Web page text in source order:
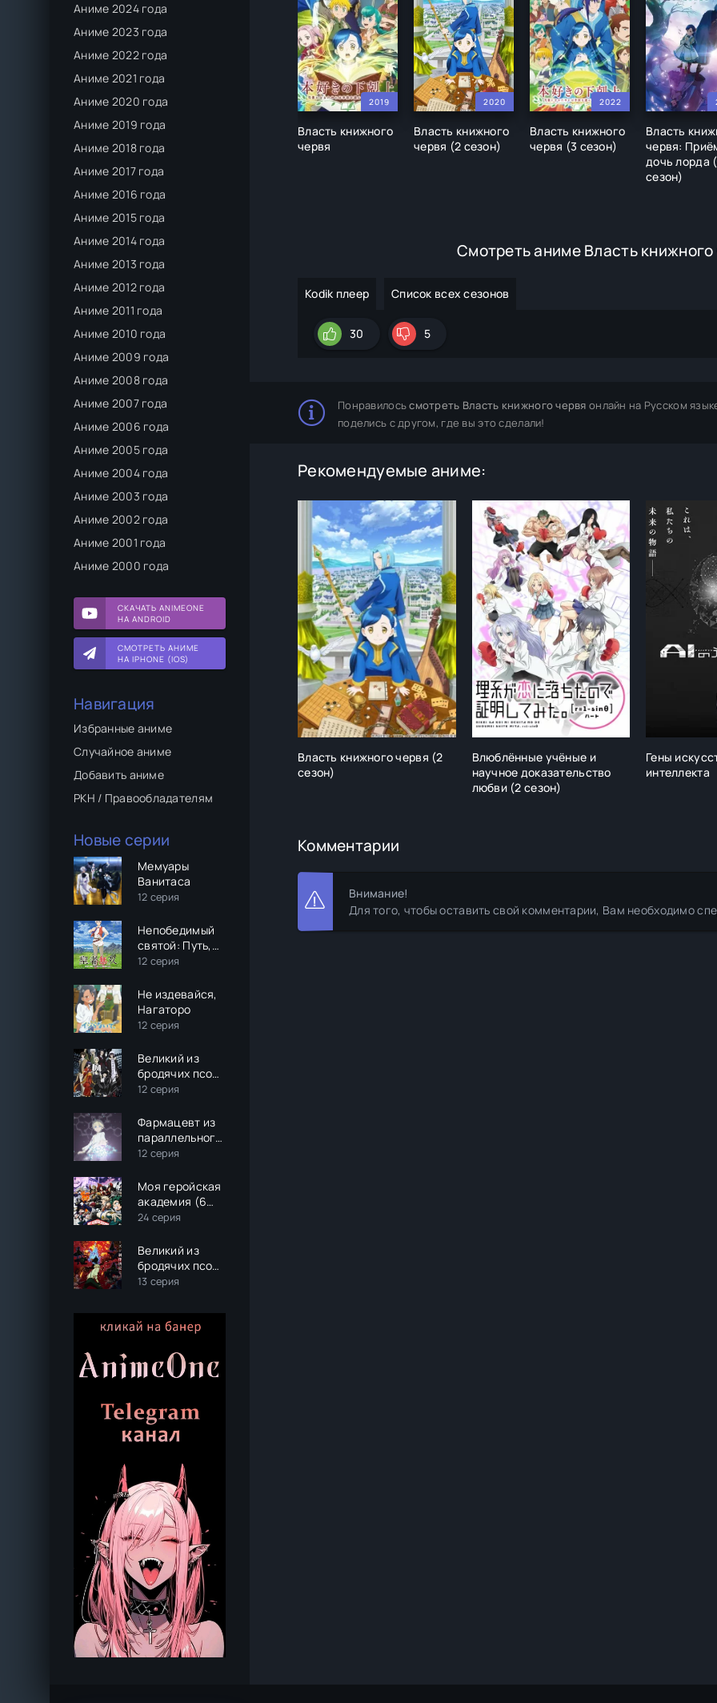
Аниме 2024 года
Аниме 2023 года
Аниме 2022 года
Аниме 2021 года
Аниме 2020 года
Аниме 2019 года
Аниме 2018 года
Аниме 2017 года
Аниме 2016 года
Аниме 2015 года
Аниме 2014 года
Аниме 2013 года
Аниме 2012 года
Аниме 2011 года
Аниме 2010 года
Аниме 2009 года
Аниме 2008 года
Аниме 2007 года
Аниме 2006 года
Аниме 2005 года
Аниме 2004 года
Аниме 2003 года
Аниме 2002 года
Аниме 2001 года
Аниме 2000 года
СКАЧАТЬ ANIMEONE
НА ANDROID
СМОТРЕТЬ АНИМЕ
НА IPHONE (IOS)
Навигация
Избранные аниме
Случайное аниме
Добавить аниме
РКН / Правообладателям
Новые серии
Мемуары
Ванитаса
12 серия
Непобедимый
святой: Путь,
которым я иду,
другом мире
12 серия
Не издевайся,
Нагаторо
12 серия
Великий из
бродячих псов
(3 сезон)
12 серия
Фармацевт из
параллельного
мира
12 серия
Моя геройская
академия (6
сезон)
24 серия
Великий из
бродячих псов
(4 сезон)
13 серия
2019
Власть книжного
червя
2020
Власть книжного
червя (2 сезон)
2022
Власть книжного
червя (3 сезон)
Власть
червя:
дочь лорда
сезон)
Смотреть аниме Власть книжного
Kodik плеер Список всех сезонов
30 5
Понравилосьсмотреть Власть книжного червя онлайн на Русском
поделись с другом, где вы это сделали!
Рекомендуемые аниме:
Власть книжного червя (2
сезон)
Влюблённые учёные и
научное доказательство
любви (2 сезон)
Гены
интеллекта
Комментарии
Внимание!
Для того, чтобы оставить свой комментарии, Вам необходимо